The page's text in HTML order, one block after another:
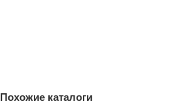
Похожие каталоги